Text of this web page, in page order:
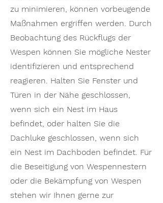
zu minimieren, können vorbeugende
Maßnahmen ergriffen werden. Durch
Beobachtung des Rückflugs der
Wespen können Sie mögliche Nester
identifizieren und entsprechend
reagieren. Halten Sie Fenster und
Türen in der Nähe geschlossen,
wenn sich ein Nest im Haus
befindet, oder halten Sie die
Dachluke geschlossen, wenn sich
ein Nest im Dachboden befindet. Für
die Beseitigung von Wespennestern
oder die Bekämpfung von Wespen
stehen wir Ihnen gerne zur